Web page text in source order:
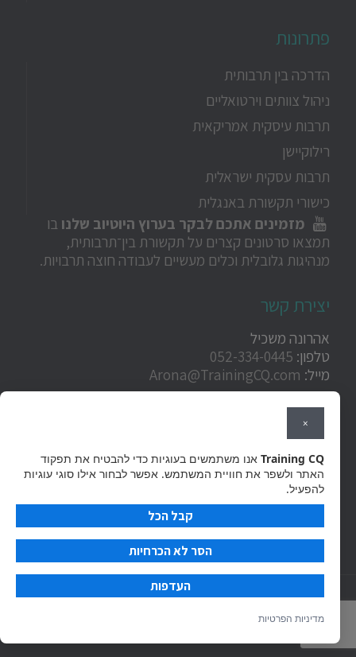
פתרונות
הדרכה בין תרבותית
ניהול צוותים וירטואליים
תרבות עיסקית אמריקאית
רילוקיישן
תרבות עסקית ישראלית
כישורי תקשורת באנגלית
מזמינים אתכם לבקר בערוץ היוטיוב שלנו בו
תמצאו סרטונים קצרים על תקשורת בין־תרבותית,
מנהיגות גלובלית וכלים מעשיים לעבודה חוצה תרבויות.
יצירת קשר
אהרונה משכיל
טלפון: 052-334-0445
מייל: Arona@TrainingCQ.com
טלפון:054-203-8008
מייל:anat@trainingcq.com
פרטיות
×
Training CQ אנו משתמשים בעוגיות כדי להבטיח את תפקוד
האתר ולשפר את חוויית המשתמש. אפשר לבחור אילו סוגי עוגיות
להפעיל.
קבל הכל
הסר לא הכרחיות
העדפות
מדיניות הפרטיות